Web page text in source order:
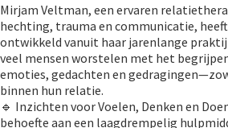
Mirjam Veltman, een ervaren
hechting, trauma en communicatie,
ontwikkeld vanuit haar jarenlange
veel mensen worstelen met het
emoties, gedachten en
binnen hun relatie.
🔹 Inzichten voor Voelen, Denken en
behoefte aan een laagdrempelig